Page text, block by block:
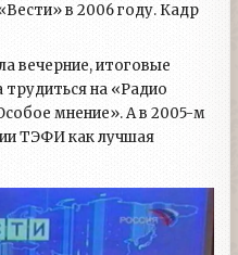
в 2006 году. Кадр
вечерние, итоговые
на «Радио
мнение». А в 2005-м
ТЭФИ как лучшая